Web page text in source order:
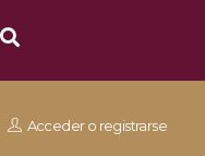
Acceder o registrarse